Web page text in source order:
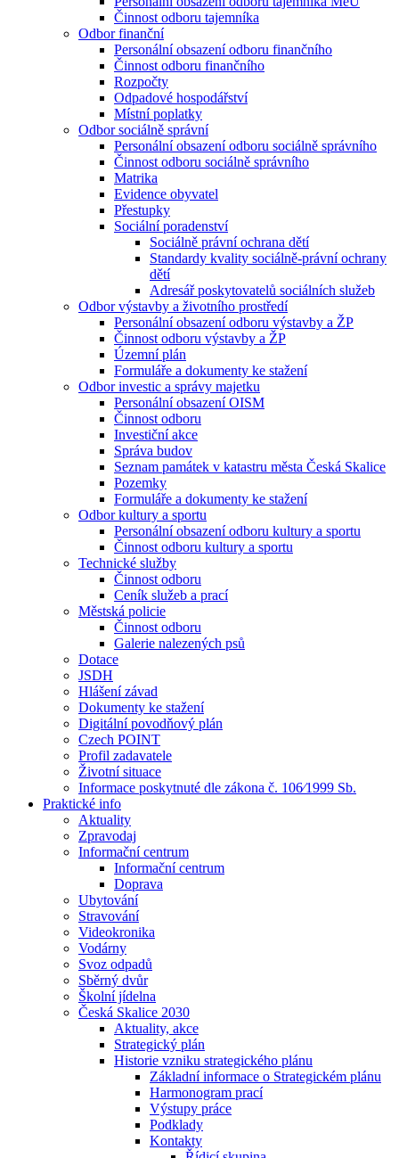
Činnost odboru tajemníka
Odbor finanční
Personální obsazení odboru finančního
Činnost odboru finančního
Rozpočty
Odpadové hospodářství
Místní poplatky
Odbor sociálně správní
Personální obsazení odboru sociálně správního
Činnost odboru sociálně správního
Matrika
Evidence obyvatel
Přestupky
Sociální poradenství
Sociálně právní ochrana dětí
Standardy kvality sociálně-právní ochrany
dětí
Adresář poskytovatelů sociálních služeb
Odbor výstavby a životního prostředí
Personální obsazení odboru výstavby a ŽP
Činnost odboru výstavby a ŽP
Územní plán
Formuláře a dokumenty ke stažení
Odbor investic a správy majetku
Personální obsazení OISM
Činnost odboru
Investiční akce
Správa budov
Seznam památek v katastru města Česká Skalice
Pozemky
Formuláře a dokumenty ke stažení
Odbor kultury a sportu
Personální obsazení odboru kultury a sportu
Činnost odboru kultury a sportu
Technické služby
Činnost odboru
Ceník služeb a prací
Městská policie
Činnost odboru
Galerie nalezených psů
Dotace
JSDH
Hlášení závad
Dokumenty ke stažení
Digitální povodňový plán
Czech POINT
Profil zadavatele
Životní situace
Informace poskytnuté dle zákona č. 106⁄1999 Sb.
Praktické info
Aktuality
Zpravodaj
Informační centrum
Informační centrum
Doprava
Ubytování
Stravování
Videokronika
Vodárny
Svoz odpadů
Sběrný dvůr
Školní jídelna
Česká Skalice 2030
Aktuality, akce
Strategický plán
Historie vzniku strategického plánu
Základní informace o Strategickém plánu
Harmonogram prací
Výstupy práce
Podklady
Kontakty